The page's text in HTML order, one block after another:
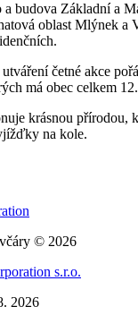
a budova Základní a
oblast Mlýnek a
četné akce
má obec celkem 12.
krásnou přírodou,
na kole.
© 2026
s.r.o.
2026